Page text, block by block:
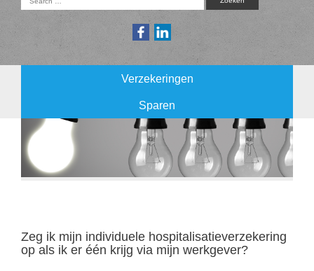
Verzekeringen
Sparen
Zeg ik mijn individuele hospitalisatieverzekering
op als ik er één krijg via mijn werkgever?